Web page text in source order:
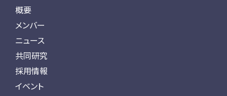
概要
メンバー
ニュース
共同研究
採用情報
イベント